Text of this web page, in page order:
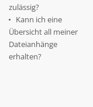
zulässig?
Kann ich eine
Übersicht all meiner
Dateianhänge
erhalten?